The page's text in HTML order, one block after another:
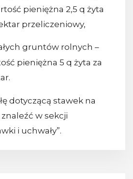
pieniężna 2,5 q żyta
przeliczeniowy,
gruntów rolnych –
pieniężna 5 q żyta za
dotyczącą stawek na
w sekcji
i uchwały”.